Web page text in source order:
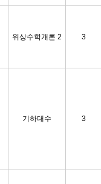
위상수학개론 2 3
기하대수 3